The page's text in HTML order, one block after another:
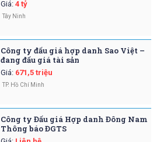
Giá: 4 tỷ
Tây Ninh
Công ty đấu giá hợp danh Sao Việt –
đang đấu giá tài sản
Giá: 671,5 triệu
TP. Hồ Chí Minh
Công ty Đấu giá Hợp danh Đông Nam
Thông báo ĐGTS